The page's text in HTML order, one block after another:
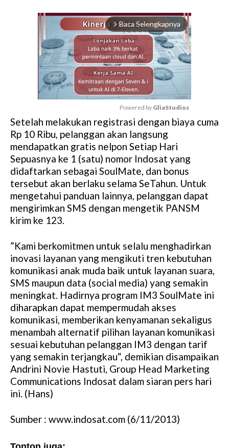
arrow_forward_ios Baca Selengkapnya
M
u
t
e
Powered by GliaStudios
Setelah melakukan registrasi dengan biaya cuma
Rp 10 Ribu, pelanggan akan langsung
mendapatkan gratis nelpon Setiap Hari
Sepuasnya ke 1 (satu) nomor Indosat yang
didaftarkan sebagai SoulMate, dan bonus
tersebut akan berlaku selama SeTahun. Untuk
mengetahui panduan lainnya, pelanggan dapat
mengirimkan SMS dengan mengetik PANSM
kirim ke 123.
”Kami berkomitmen untuk selalu menghadirkan
inovasi layanan yang mengikuti tren kebutuhan
komunikasi anak muda baik untuk layanan suara,
SMS maupun data (social media) yang semakin
meningkat. Hadirnya program IM3 SoulMate ini
diharapkan dapat mempermudah akses
komunikasi, memberikan kenyamanan sekaligus
menambah alternatif pilihan layanan komunikasi
sesuai kebutuhan pelanggan IM3 dengan tarif
yang semakin terjangkau“, demikian disampaikan
Andrini Novie Hastuti, Group Head Marketing
Communications Indosat dalam siaran pers hari
ini. (Hans)
Sumber : www.indosat.com (6/11/2013)